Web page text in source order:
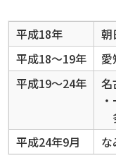
平成18年
朝
平成18～19年
平成19～24年
名
平成24年9月